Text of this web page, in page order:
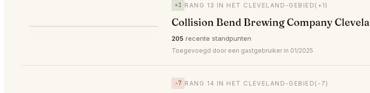
+1 RANG 13 IN HET CLEVELAND-GEBIED (+1)
Collision Bend Brewing Company
205 recente standpunten
Toegevoegd door een gastgebruiker in 01/2025
−7 RANG 14 IN HET CLEVELAND-GEBIED (-7)